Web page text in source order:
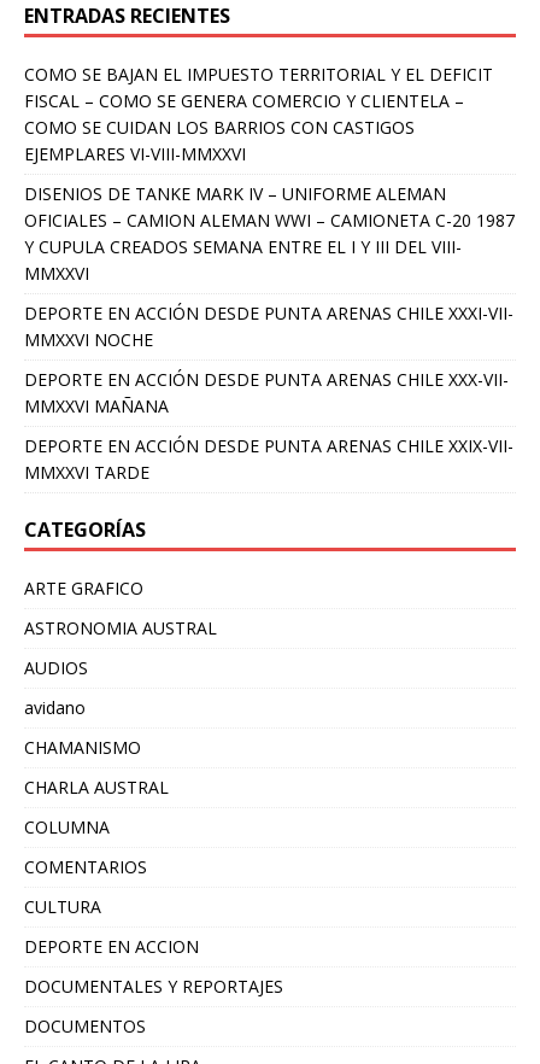
ENTRADAS RECIENTES
COMO SE BAJAN EL IMPUESTO TERRITORIAL Y EL DEFICIT
FISCAL – COMO SE GENERA COMERCIO Y CLIENTELA –
COMO SE CUIDAN LOS BARRIOS CON CASTIGOS
EJEMPLARES VI-VIII-MMXXVI
DISENIOS DE TANKE MARK IV – UNIFORME ALEMAN
OFICIALES – CAMION ALEMAN WWI – CAMIONETA C-20 1987
Y CUPULA CREADOS SEMANA ENTRE EL I Y III DEL VIII-
MMXXVI
DEPORTE EN ACCIÓN DESDE PUNTA ARENAS CHILE XXXI-VII-
MMXXVI NOCHE
DEPORTE EN ACCIÓN DESDE PUNTA ARENAS CHILE XXX-VII-
MMXXVI MAÑANA
DEPORTE EN ACCIÓN DESDE PUNTA ARENAS CHILE XXIX-VII-
MMXXVI TARDE
CATEGORÍAS
ARTE GRAFICO
ASTRONOMIA AUSTRAL
AUDIOS
avidano
CHAMANISMO
CHARLA AUSTRAL
COLUMNA
COMENTARIOS
CULTURA
DEPORTE EN ACCION
DOCUMENTALES Y REPORTAJES
DOCUMENTOS